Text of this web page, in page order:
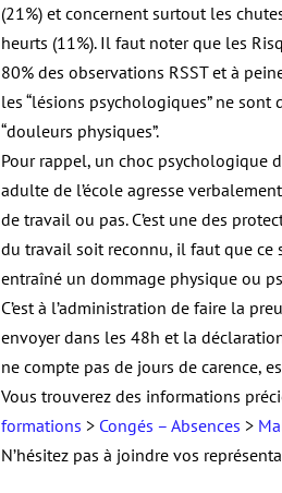
(21%) et concernent surtout les
heurts (11%). Il faut noter que les
80% des observations RSST et à
les “lésions psychologiques” ne sont
“douleurs physiques”.
Pour rappel, un choc psychologique
adulte de l’école agresse
de travail ou pas. C’est une des
du travail soit reconnu, il faut que ce
entraîné un dommage physique ou
C’est à l’administration de faire la
envoyer dans les 48h et la
ne compte pas de jours de carence,
Vous trouverez des informations
formations > Congés – Absences >
N’hésitez pas à joindre vos